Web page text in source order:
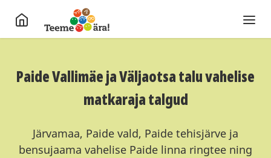
Paide Vallimäe ja Väljaotsa talu vahelise
matkaraja talgud
Järvamaa, Paide vald, Paide tehisjärve ja
bensujaama vahelise Paide linna ringtee ning